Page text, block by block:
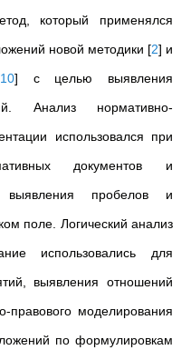
который применялся
новой методики [2] и
10] с целью выявления
Анализ нормативно-
использовался при
документов и
выявления пробелов и
поле. Логический анализ
использовались для
выявления отношений
моделирования
по формулировкам